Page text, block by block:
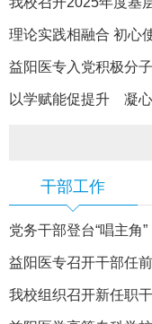
议会
理论实践相融合 初心
子走进箴言书院
益阳医专入党积极分
以学赋能促提升 凝
干部工作
党务干部登台“唱主角
益阳医专召开干部任
我校组织召开新任职